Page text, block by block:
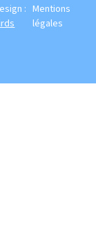
Mentions
légales
: